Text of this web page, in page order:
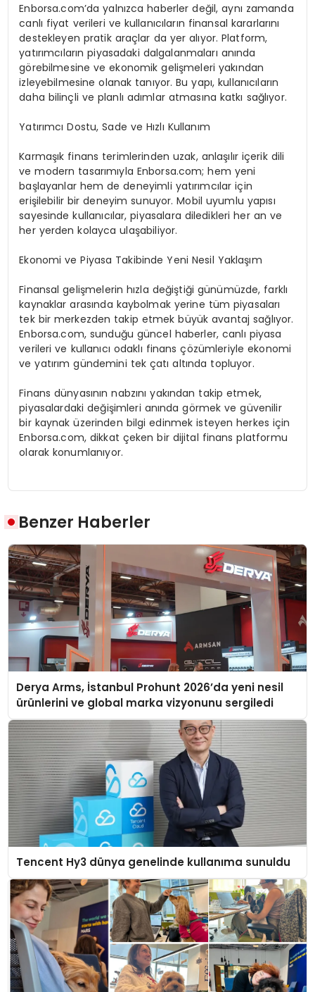
Enborsa.com’da yalnızca haberler değil, aynı zamanda
canlı fiyat verileri ve kullanıcıların finansal kararlarını
destekleyen pratik araçlar da yer alıyor. Platform,
yatırımcıların piyasadaki dalgalanmaları anında
görebilmesine ve ekonomik gelişmeleri yakından
izleyebilmesine olanak tanıyor. Bu yapı, kullanıcıların
daha bilinçli ve planlı adımlar atmasına katkı sağlıyor.
Yatırımcı Dostu, Sade ve Hızlı Kullanım
Karmaşık finans terimlerinden uzak, anlaşılır içerik dili
ve modern tasarımıyla Enborsa.com; hem yeni
başlayanlar hem de deneyimli yatırımcılar için
erişilebilir bir deneyim sunuyor. Mobil uyumlu yapısı
sayesinde kullanıcılar, piyasalara diledikleri her an ve
her yerden kolayca ulaşabiliyor.
Ekonomi ve Piyasa Takibinde Yeni Nesil Yaklaşım
Finansal gelişmelerin hızla değiştiği günümüzde, farklı
kaynaklar arasında kaybolmak yerine tüm piyasaları
tek bir merkezden takip etmek büyük avantaj sağlıyor.
Enborsa.com, sunduğu güncel haberler, canlı piyasa
verileri ve kullanıcı odaklı finans çözümleriyle ekonomi
ve yatırım gündemini tek çatı altında topluyor.
Finans dünyasının nabzını yakından takip etmek,
piyasalardaki değişimleri anında görmek ve güvenilir
bir kaynak üzerinden bilgi edinmek isteyen herkes için
Enborsa.com, dikkat çeken bir dijital finans platformu
olarak konumlanıyor.
Benzer Haberler
Derya Arms, İstanbul Prohunt 2026’da yeni nesil
ürünlerini ve global marka vizyonunu sergiledi
Tencent Hy3 dünya genelinde kullanıma sunuldu